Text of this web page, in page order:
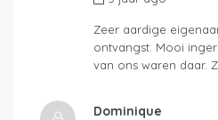
Zeer aardige
ontvangst. Mooi
van ons waren daar.
Dominique